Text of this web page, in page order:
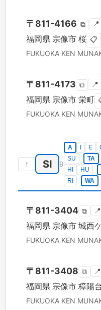
〒 811-4166 ⧉ 📍
福岡県 宗像市 桜 📋
FUKUOKA KEN
〒 811-4173 ⧉ 📍
福岡県 宗像市 栄町
FUKUOKA KEN
↑ SI 9
A E
SU
TA
HI
HU
RI
WA
〒 811-3404 ⧉ 📍
福岡県 宗像市 城西
FUKUOKA KEN
〒 811-3408 ⧉ 📍
福岡県 宗像市 樟陽台
FUKUOKA KEN